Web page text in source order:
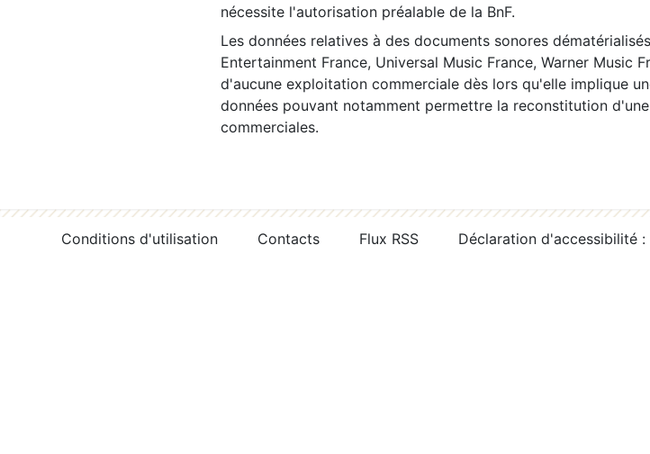
nécessite l'autorisation préalable de la BnF.
Les données relatives à des documents sonores
Entertainment France, Universal Music France, Warner Music
d'aucune exploitation commerciale dès lors qu'elle implique
données pouvant notamment permettre la reconstitution
commerciales.
Conditions d'utilisation Contacts Flux RSS Déclaration d'accessibilité